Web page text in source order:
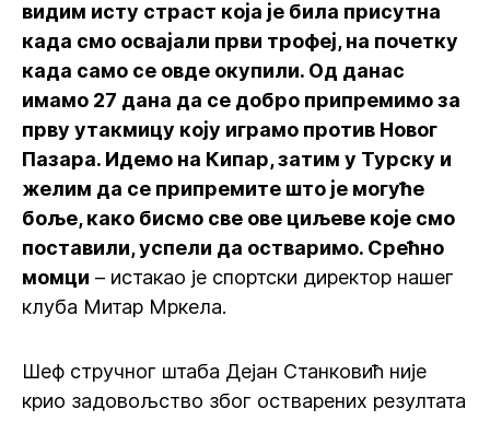
видим исту страст која је била присутна
када смо освајали први трофеј, на почетку
када само се овде окупили. Од данас
имамо 27 дана да се добро припремимо за
прву утакмицу коју играмо против Новог
Пазара. Идемо на Кипар, затим у Турску и
желим да се припремите што је могуће
боље, како бисмо све ове циљеве које смо
поставили, успели да остваримо. Срећно
момци – истакао је спортски директор нашег
клуба Митар Мркела.
Шеф стручног штаба Дејан Станковић није
крио задовољство због остварених резултата